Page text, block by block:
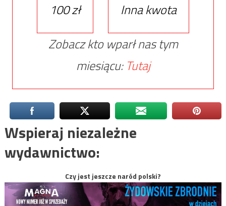
100 zł
Inna kwota
Zobacz kto wparł nas tym
miesiącu: Tutaj
Wspieraj niezależne
wydawnictwo:
Czy jest jeszcze naród polski?